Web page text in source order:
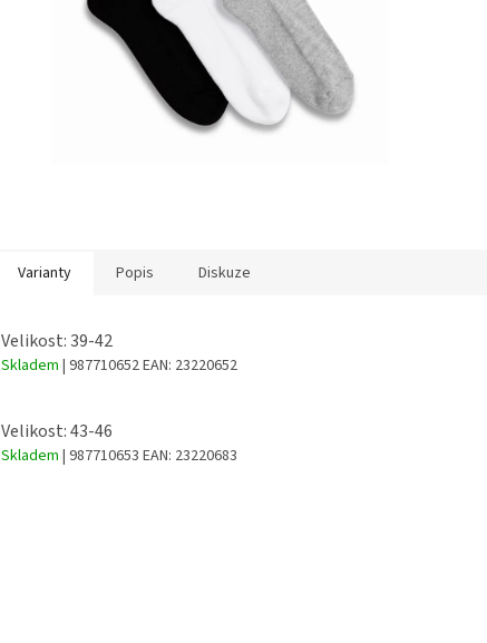
Varianty Popis Diskuze
Velikost: 39-42
Skladem | 987710652EAN: 23220652
Velikost: 43-46
Skladem | 987710653 EAN: 23220683